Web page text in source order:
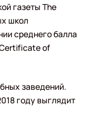
газеты The
школ
среднего балла
Certificate of
заведений.
году выглядит